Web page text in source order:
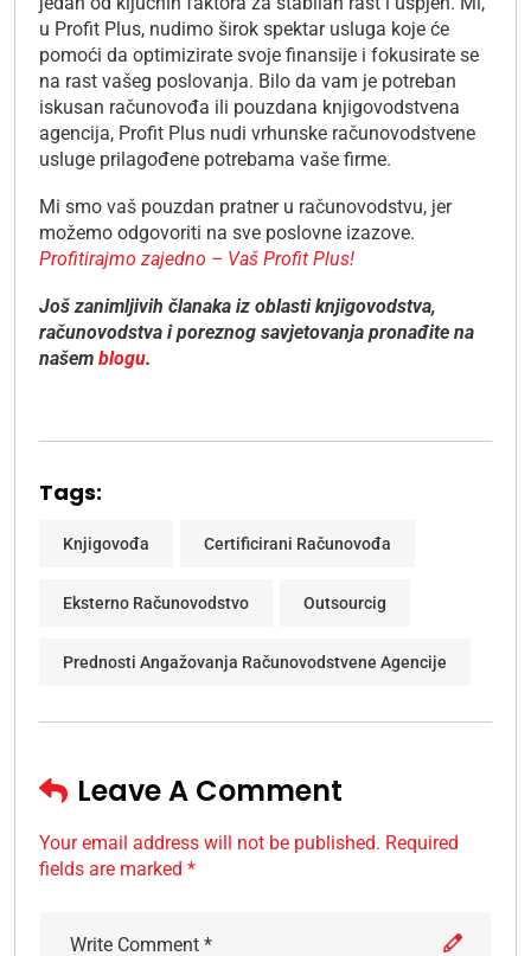
u Profit Plus, nudimo širok spektar usluga koje će
pomoći da optimizirate svoje finansije i fokusirate se
na rast vašeg poslovanja. Bilo da vam je potreban
iskusan računovođa ili pouzdana knjigovodstvena
agencija, Profit Plus nudi vrhunske računovodstvene
usluge prilagođene potrebama vaše firme.
Mi smo vaš pouzdan pratner u računovodstvu, jer
možemo odgovoriti na sve poslovne izazove.
Profitirajmo zajedno – Vaš Profit Plus!
Još zanimljivih članaka iz oblasti knjigovodstva,
računovodstva i poreznog savjetovanja pronađite na
našem blogu.
Tags:
Knjigovođa Certificirani Računovođa
Eksterno Računovodstvo Outsourcig
Prednosti Angažovanja Računovodstvene Agencije
Leave A Comment
Your email address will not be published. Required
fields are marked *